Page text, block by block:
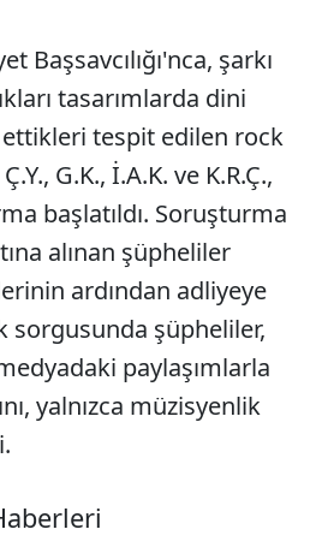
Başsavcılığı'nca, şarkı
tasarımlarda dini
tespit edilen rock
G.K., İ.A.K. ve K.R.Ç.,
başlatıldı. Soruşturma
alınan şüpheliler
ardından adliyeye
sorgusunda şüpheliler,
paylaşımlarla
yalnızca müzisyenlik